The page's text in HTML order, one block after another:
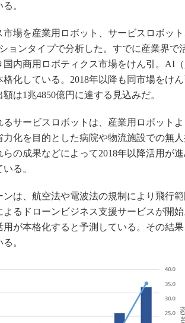
S＆OP
インダストリー4.0
イノベーション
製造業ビッグデータ
植物工場
知財マネジメント
海外生産
制御セキュリティ
新型コロナへの対応
。
場を産業用ロボット、サービスロボッ
ョンタイプで分析した。すでに産業界で
内商用ロボティクス市場をけん引。AI
化している。2018年以降も同市場をけ
は1兆4850億円に達する見込みだ。
サービスロボットは、産業用ロボットよ
力化を目的とした病院や物流施設での無
の成果などによって2018年以降活用が進
る。
は、航空法や電波法の規制により飛行
よるドローンビジネス支援サービスが開
が本格化すると予測している。その結果
。